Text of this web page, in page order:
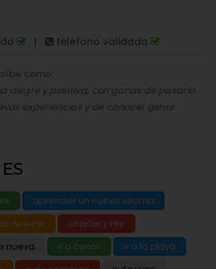
| teléfono validado
como:
alegre y positiva, con ganas de pasarlo
experiencias y de conocer gente
aprender un nuevo idioma
nuevas
charlar y reir
nueva
ir a cenar
ir a la playa